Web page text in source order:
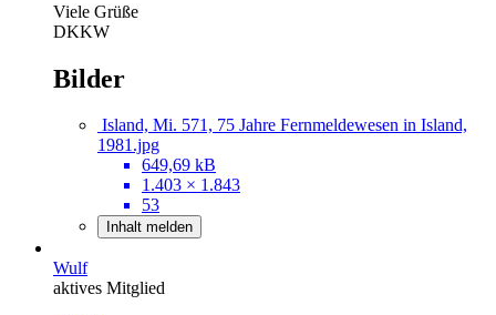
Viele Grüße
DKKW
Bilder
Island, Mi. 571, 75 Jahre Fernmeldewesen in Island,
1981.jpg
649,69 kB
1.403 × 1.843
53
Inhalt melden
Wulf
aktives Mitglied